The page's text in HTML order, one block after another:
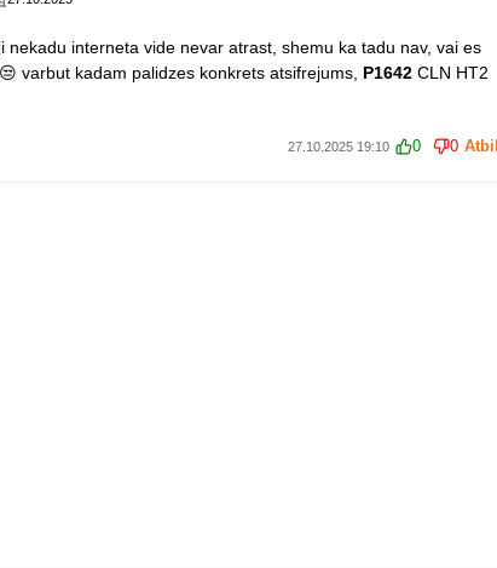
nekadu interneta vide nevar atrast, shemu ka tadu nav, vai es
varbut kadam palidzes konkrets atsifrejums, P1642 CLN HT2
27.10.2025 19:10 0 0